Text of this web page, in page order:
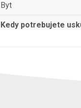
Byt
Kedy potrebujete
Kedykoľvek